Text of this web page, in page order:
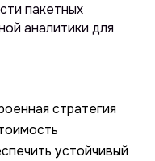
пакетных
аналитики для
стратегия
устойчивый